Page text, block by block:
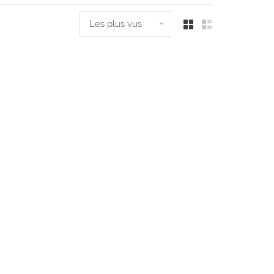
Les plus vus